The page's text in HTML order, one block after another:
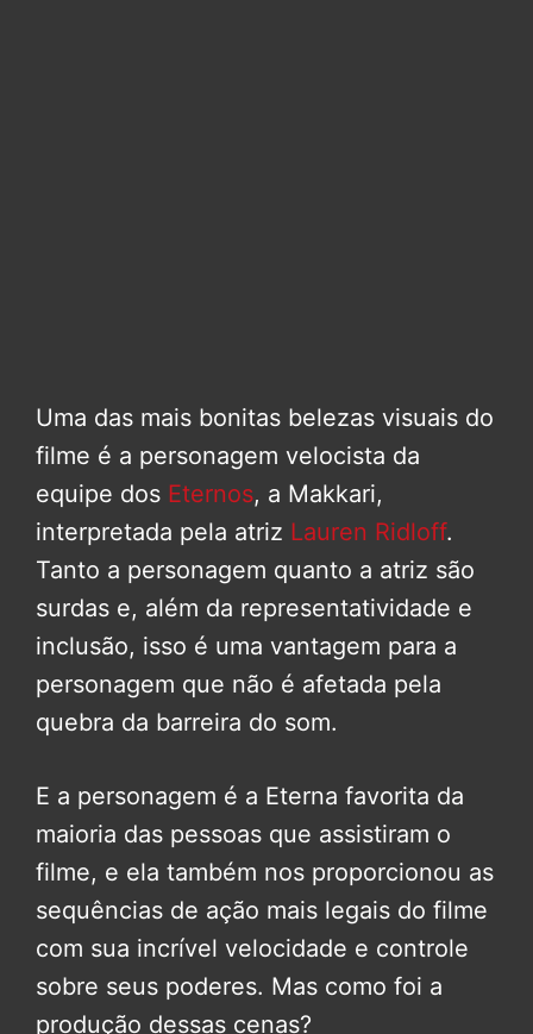
Uma das mais bonitas belezas visuais do
filme é a personagem velocista da
equipe dos Eternos, a Makkari,
interpretada pela atriz Lauren Ridloff.
Tanto a personagem quanto a atriz são
surdas e, além da representatividade e
inclusão, isso é uma vantagem para a
personagem que não é afetada pela
quebra da barreira do som.
E a personagem é a Eterna favorita da
maioria das pessoas que assistiram o
filme, e ela também nos proporcionou as
sequências de ação mais legais do filme
com sua incrível velocidade e controle
sobre seus poderes. Mas como foi a
produção dessas cenas?